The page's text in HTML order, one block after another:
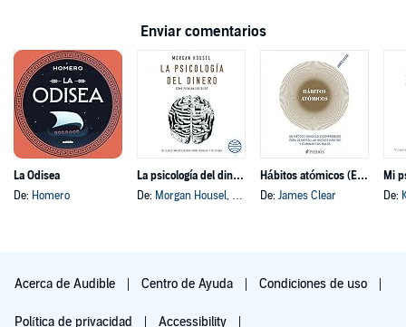
Enviar comentarios
La Odisea
De: Homero
La psicología del dinero
De: Morgan Housel, y otros
Hábitos atómicos (Español neutro)
De: James Clear
Mi
De:
Acerca de Audible Centro de Ayuda Condiciones de uso
Política de privacidad Accessibility